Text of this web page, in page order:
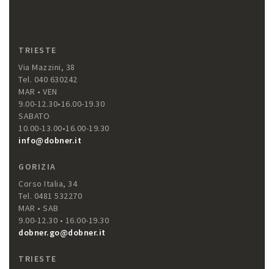
TRIESTE
Via Mazzini, 38
Tel. 040 630242
MAR • VEN
9.00-12.30•16.00-19.30
SABATO
10.00-13.00•16.00-19.30
info@dobner.it
GORIZIA
Corso Italia, 34
Tel. 0481 532270
MAR • SAB
9.00-12.30 • 16.00-19.30
dobner.go@dobner.it
TRIESTE